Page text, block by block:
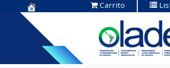
Centro de
Documentación
OLADE -
Carrito